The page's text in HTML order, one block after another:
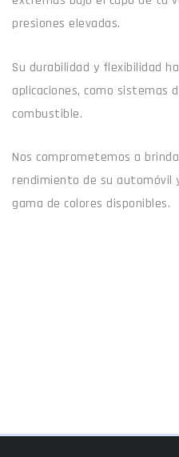
presiones elevadas.
Su durabilidad y flexibilidad
aplicaciones, como sistemas
combustible.
Nos comprometemos a
rendimiento de su automóvil
gama de colores disponibles.